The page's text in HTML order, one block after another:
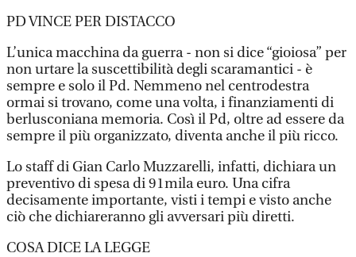
PD VINCE PER DISTACCO
L’unica macchina da guerra - non si dice “gioiosa” per
non urtare la suscettibilità degli scaramantici - è
sempre e solo il Pd. Nemmeno nel centrodestra
ormai si trovano, come una volta, i finanziamenti di
berlusconiana memoria. Così il Pd, oltre ad essere da
sempre il più organizzato, diventa anche il più ricco.
Lo staff di Gian Carlo Muzzarelli, infatti, dichiara un
preventivo di spesa di 91mila euro. Una cifra
decisamente importante, visti i tempi e visto anche
ciò che dichiareranno gli avversari più diretti.
COSA DICE LA LEGGE